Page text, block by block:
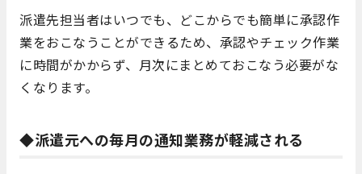
派遣先担当者はいつでも、どこからでも簡単に承認作
業をおこなうことができるため、承認やチェック作業
に時間がかからず、月次にまとめておこなう必要がな
くなります。
◆派遣元への毎月の通知業務が軽減される